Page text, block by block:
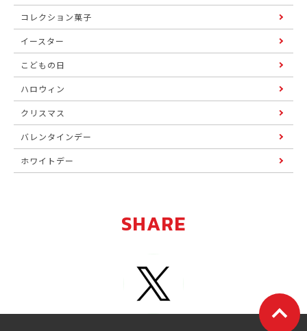
コレクション菓子
イースター
こどもの日
ハロウィン
クリスマス
バレンタインデー
ホワイトデー
SHARE